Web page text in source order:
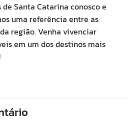
Santa Catarina conosco e
uma referência entre as
região. Venha vivenciar
em um dos destinos mais